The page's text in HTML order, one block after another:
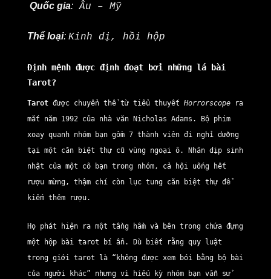
Quốc gia: Âu – Mỹ
Thể loại: Kinh dị, hồi hộp
Định mệnh được định đoạt bởi những lá bài
Tarot?
Tarot được chuyển thể từ tiểu thuyết Horrorscope ra
mắt năm 1992 của nhà văn Nicholas Adams. Bộ phim
xoay quanh nhóm bạn gồm 7 thành viên đi nghỉ dưỡng
tại một căn biệt thự cũ vùng ngoại ô. Nhân dịp sinh
nhật của một cô bạn trong nhóm, cả hội uống hết
rượu mừng, thậm chí còn lục tung căn biệt thự để
kiếm thêm rượu.
Họ phát hiện ra một tầng hầm và bên trong chứa đựng
một hộp bài tarot bí ẩn. Dù biết rằng quy luật
trong giới tarot là “không được xem bói bằng bộ bài
của người khác” nhưng vì hiếu kỳ nhóm bạn vẫn sử